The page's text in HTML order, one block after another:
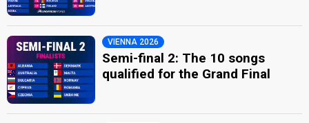
VIENNA 2026
Semi-final 2: The 10 songs
qualified for the Grand Final